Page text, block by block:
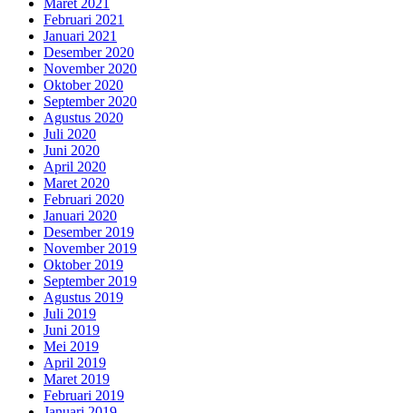
Februari 2021
Januari 2021
Desember 2020
November 2020
Oktober 2020
September 2020
Agustus 2020
Juli 2020
Juni 2020
April 2020
Maret 2020
Februari 2020
Januari 2020
Desember 2019
November 2019
Oktober 2019
September 2019
Agustus 2019
Juli 2019
Juni 2019
Mei 2019
April 2019
Maret 2019
Februari 2019